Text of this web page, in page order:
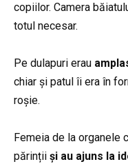
copiilor. Camera
totul necesar.
Pe dulapuri erau
chiar și patul îi era în
roșie.
Femeia de la organele
părinții și au ajuns la